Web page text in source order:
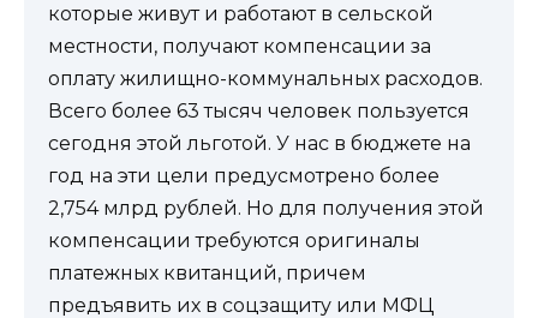
которые живут и работают в сельской
местности, получают компенсации за
оплату жилищно-коммунальных расходов.
Всего более 63 тысяч человек пользуется
сегодня этой льготой. У нас в бюджете на
год на эти цели предусмотрено более
2,754 млрд рублей. Но для получения этой
компенсации требуются оригиналы
платежных квитанций, причем
предъявить их в соцзащиту или МФЦ